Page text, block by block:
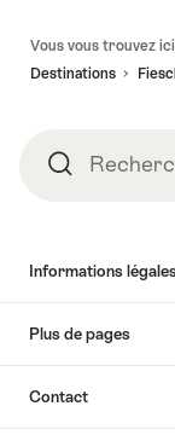
Vous vous trouvez
Destinations
Recherche
Informations
Plus de pages
Contact